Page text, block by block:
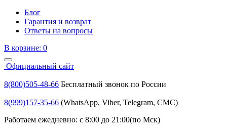
Блог
Гарантия и возврат
Ответы на вопросы
В корзине: 0
Официальный сайт
8(800)505-48-66 Бесплатный звонок по России
8(999)157-35-66 (WhatsApp, Viber, Telegram, СМС)
Работаем ежедневно: с 8:00 до 21:00(по Мск)